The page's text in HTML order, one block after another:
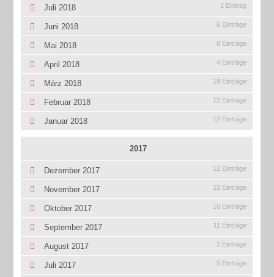
Juli 2018 1 Eintrag
Juni 2018 6 Einträge
Mai 2018 8 Einträge
April 2018 4 Einträge
März 2018 19 Einträge
Februar 2018 12 Einträge
Januar 2018 12 Einträge
2017
Dezember 2017 12 Einträge
November 2017 22 Einträge
Oktober 2017 16 Einträge
September 2017 11 Einträge
August 2017 2 Einträge
Juli 2017 5 Einträge